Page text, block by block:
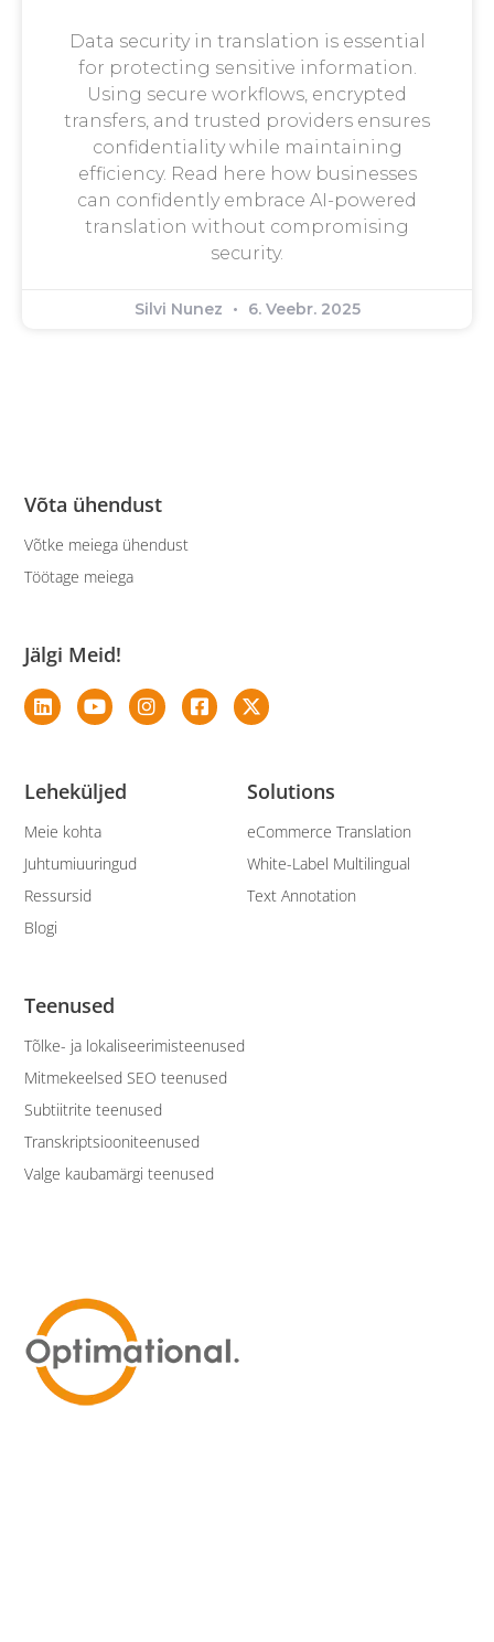
Data security in translation is essential
for protecting sensitive information.
Using secure workflows, encrypted
transfers, and trusted providers ensures
confidentiality while maintaining
efficiency. Read here how businesses
can confidently embrace AI-powered
translation without compromising
security.
Silvi Nunez 6. Veebr. 2025
Teenused
Tõlke- ja lokaliseerimisteenused
Mitmekeelsed SEO teenused
Subtiitrite teenused
Transkriptsiooniteenused
Valge kaubamärgi teenused
Solutions
eCommerce Translation
White-Label Multilingual
Text Annotation
Leheküljed
Meie kohta
Juhtumiuuringud
Ressursid
Blogi
Võta ühendust
Võtke meiega ühendust
Töötage meiega
Jälgi Meid!